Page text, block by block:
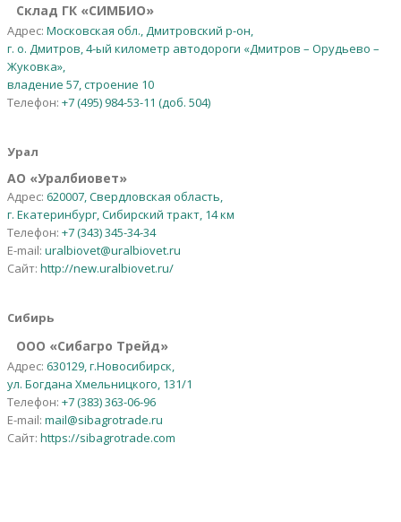
Склад ГК «СИМБИО»
Адрес: Московская обл., Дмитровский р-он,
г. о. Дмитров, 4-ый километр автодороги «Дмитров – Орудьево –
Жуковка»,
владение 57, строение 10
Телефон: +7 (495) 984-53-11 (доб. 504)
Урал
АО «Уралбиовет»
Адрес: 620007, Свердловская область,
г. Екатеринбург, Сибирский тракт, 14 км
Телефон: +7 (343) 345-34-34
E-mail: uralbiovet@uralbiovet.ru
Сайт: http://new.uralbiovet.ru/
Сибирь
OOO «Сибагро Трейд»
Адрес: 630129, г.Новосибирск,
ул. Богдана Хмельницкого, 131/1
Телефон: +7 (383) 363-06-96
E-mail: mail@sibagrotrade.ru
Сайт: https://sibagrotrade.com